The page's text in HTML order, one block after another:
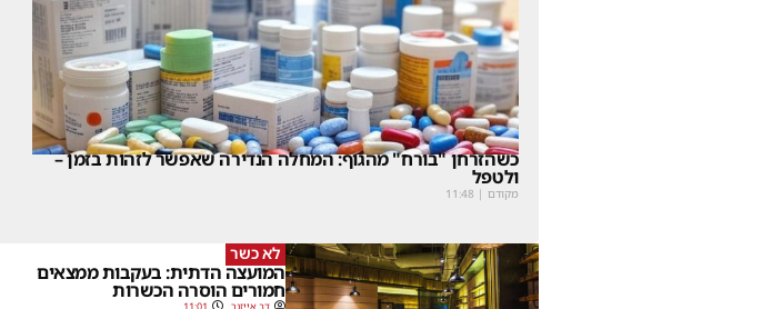
כשהזרחן "בורח" מהגוף: המחלה הנדירה שאפשר לזהות בזמן –
ולטפל
מקודם |
11:48
לא כשר
המועצה הדתית: בעקבות ממצאים
חמורים הוסרה הכשרות
דב אייזנר 11:01